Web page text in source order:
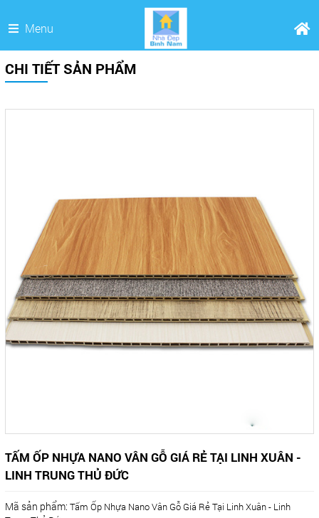
Menu
CHI TIẾT SẢN PHẨM
TẤM ỐP NHỰA NANO VÂN GỖ GIÁ RẺ TẠI LINH XUÂN -
LINH TRUNG THỦ ĐỨC
Mã sản phẩm: Tấm Ốp Nhựa Nano Vân Gỗ Giá Rẻ Tại Linh Xuân - Linh